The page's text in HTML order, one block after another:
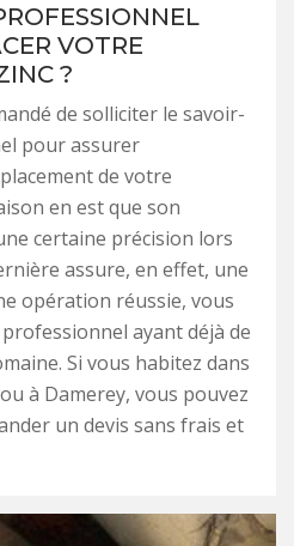
VOTRE
?
de solliciter le savoir-
pour assurer
de votre
en est que son
certaine précision lors
assure, en effet, une
opération réussie, vous
ayant déjà de
Si vous habitez dans
à Damerey, vous pouvez
un devis sans frais et